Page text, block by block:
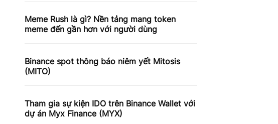
Meme Rush là gì? Nền tảng mang token
meme đến gần hơn với người dùng
Binance spot thông báo niêm yết Mitosis
(MITO)
Tham gia sự kiện IDO trên Binance Wallet với
dự án Myx Finance (MYX)